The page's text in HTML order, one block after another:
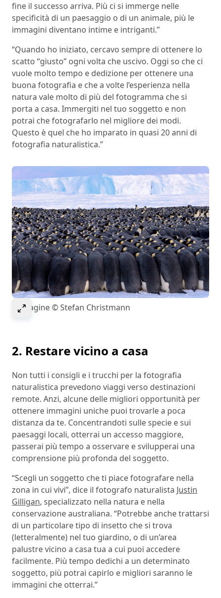
fine il successo arriva. Più ci si immerge nelle
specificità di un paesaggio o di un animale, più le
immagini diventano intime e intriganti.”
“Quando ho iniziato, cercavo sempre di ottenere lo
scatto “giusto” ogni volta che uscivo. Oggi so che ci
vuole molto tempo e dedizione per ottenere una
buona fotografia e che a volte l’esperienza nella
natura vale molto di più del fotogramma che si
porta a casa. Immergiti nel tuo soggetto e non
potrai che fotografarlo nel migliore dei modi.
Questo è quel che ho imparato in quasi 20 anni di
fotografia naturalistica.”
Select to expand image
Immagine © Stefan Christmann
2. Restare vicino a casa
Non tutti i consigli e i trucchi per la fotografia
naturalistica prevedono viaggi verso destinazioni
remote. Anzi, alcune delle migliori opportunità per
ottenere immagini uniche puoi trovarle a poca
distanza da te. Concentrandoti sulle specie e sui
paesaggi locali, otterrai un accesso maggiore,
passerai più tempo a osservare e svilupperai una
comprensione più profonda del soggetto.
“Scegli un soggetto che ti piace fotografare nella
zona in cui vivi”, dice il fotografo naturalista Justin
Gilligan, specializzato nella natura e nella
conservazione australiana. “Potrebbe anche trattarsi
di un particolare tipo di insetto che si trova
(letteralmente) nel tuo giardino, o di un’area
palustre vicino a casa tua a cui puoi accedere
facilmente. Più tempo dedichi a un determinato
soggetto, più potrai capirlo e migliori saranno le
immagini che otterrai.”